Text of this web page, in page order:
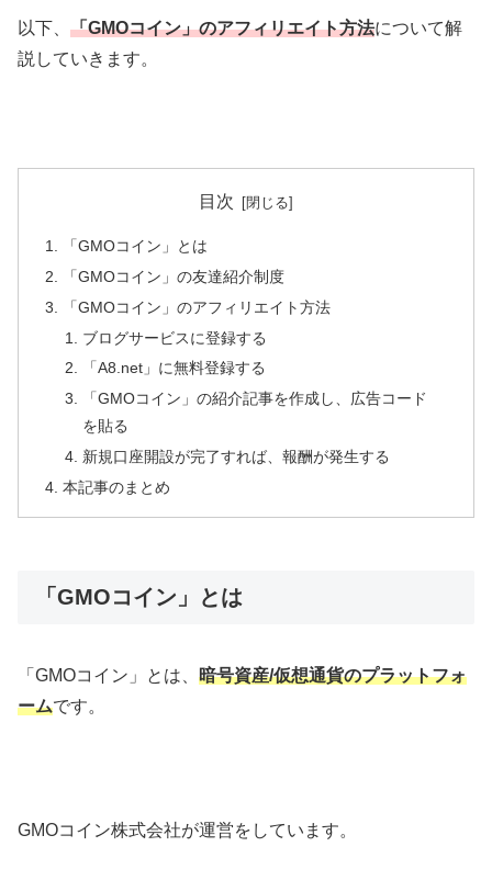
以下、 「GMOコイン」のアフィリエイト方法について解
説していきます。
目次
「GMOコイン」とは
「GMOコイン」の友達紹介制度
「GMOコイン」のアフィリエイト方法
ブログサービスに登録する
「A8.net」に無料登録する
「GMOコイン」の紹介記事を作成し、広告コード
を貼る
新規口座開設が完了すれば、報酬が発生する
本記事のまとめ
「GMOコイン」とは
「GMOコイン」とは、 暗号資産/仮想通貨のプラットフォ
ームです。
GMOコイン株式会社が運営をしています。